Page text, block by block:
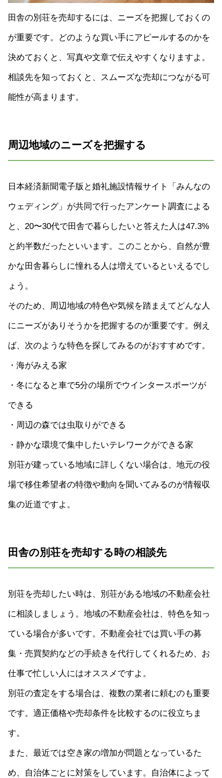
田舎の別荘を売却するには、ニーズを把握しておくの
が重要です。どのような買い手にアピールするのかを
決めておくと、写真や文章で伝えやすくなりますよ。
相談先を知っておくと、スムーズな売却につながる可
能性が高まります。
周辺地域のニーズを把握する
日本経済新聞電子版と婚礼施設情報サイト「みんなの
ウェディング」が共同で行ったアンケート調査による
と、20〜30代で田舎で暮らしたいと答えた人は47.3%
と約半数だったといいます。このことから、自然が豊
かな田舎暮らしに憧れる人は増えているといえるでし
ょう。
そのため、周辺地域の特色や気候を踏まえてどんな人
にニーズがありそうかを把握するのが重要です。例え
ば、次のような特色を探してみるのがおすすめです。
・海がみえる家
・冬になると車で5分の場所でウインタースポーツが
できる
・周辺の森では虫取りができる
・静かな環境で集中したいテレワークができる家
別荘が建っている地域に詳しくない場合は、地元の役
場で移住希望者の特徴や動向を聞いてみるのが情報収
集の近道ですよ。
田舎の別荘を売却する時の相談先
別荘を売却したい時は、別荘がある地域の不動産会社
に相談しましょう。地域の不動産会社は、特色を知っ
ている場合が多いです。不動産会社では買い手の募
集・売買契約などの手続きを代行してくれるため、お
仕事で忙しい人にはオススメですよ。
別荘の査定をする場合は、複数の業者に頼むのも重要
です。適正価格や売却条件を比較するのに役立ちま
す。
また、最近では空き家の増加が問題となっているた
め、自治体ごとに対策をしています。自治体によって